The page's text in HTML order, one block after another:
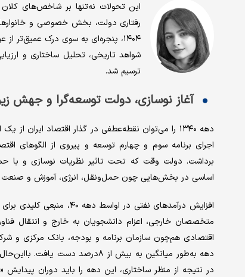
این تحولات نه‌تنها بر شاخص‌های کلان
۱۴۰۴، پنجره‌ای به سوی درک عمیق‌تر
شواهد تاریخی، تحلیل ساختاری و
ترسیم شد.
آغاز نوسازی، دولت توسعه‌گرا و جهش
دهه ۱۳۴۰ را می‌توان نقطه‌‌عطفی در گذار اقتصاد
اجرای برنامه سوم و چهارم توسعه و پیروی از الگوهای
برداشت. دولت وقت که تحت تاثیر نظریات نوسازی و با
اساسی در بخش‌هایی چون حمل‌ونقل، انرژی، آموزش و صنعت
افزایش درآمدهای نفتی
متخصصان خارجی، اعزام دانشجویان به خارج و انتقال
اقتصادی هم‌چون سازمان برنامه و بودجه، بانک مرکزی و
دهه به‌طور میانگین به بیش از
در نتیجه از منظر ساختاری، این دهه را باید دوران